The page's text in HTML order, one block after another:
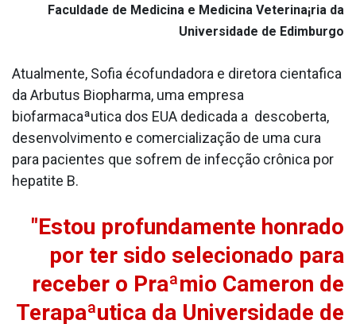
Faculdade de Medicina e Medicina Veterina¡ria da
Universidade de Edimburgo
Atualmente, Sofia écofundadora e diretora cienta­fica
da Arbutus Biopharma, uma empresa
biofarmacaªutica dos EUA dedicada a descoberta,
desenvolvimento e comercialização de uma cura
para pacientes que sofrem de infecção crônica por
hepatite B.
"Estou profundamente honrado
por ter sido selecionado para
receber o Praªmio Cameron de
Terapaªutica da Universidade de